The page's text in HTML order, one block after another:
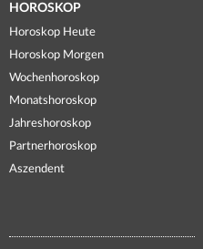
HOROSKOP
Horoskop Heute
Horoskop Morgen
Wochenhoroskop
Monatshoroskop
Jahreshoroskop
Partnerhoroskop
Aszendent